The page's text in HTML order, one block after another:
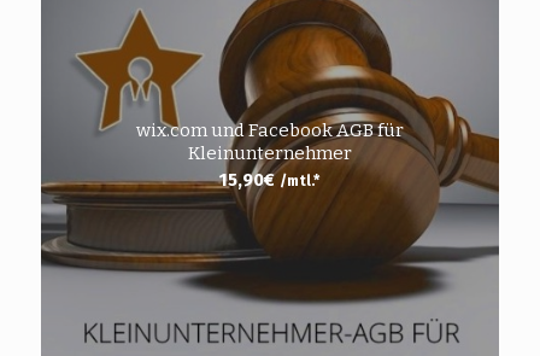
wix.com und Facebook AGB für
Kleinunternehmer
15,90€ /mtl.*